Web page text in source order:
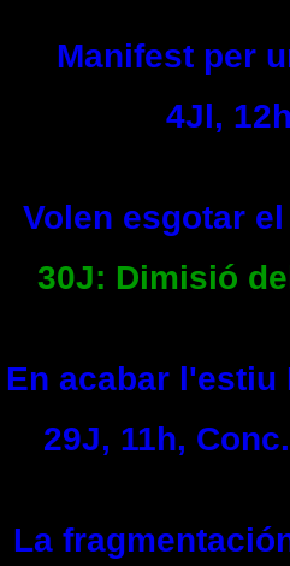
Manifest per
4Jl,
Volen esgotar
30J: Dimisió
En acabar
29J, 11h,
La